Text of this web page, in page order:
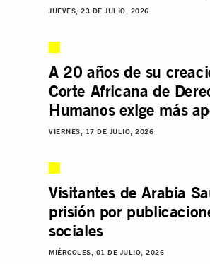
JUEVES, 23 DE JULIO, 2026
A 20 años de su
Corte Africana de
Humanos exige más
VIERNES, 17 DE JULIO, 2026
Visitantes de Arabia
prisión por
sociales
MIÉRCOLES, 01 DE JULIO, 2026